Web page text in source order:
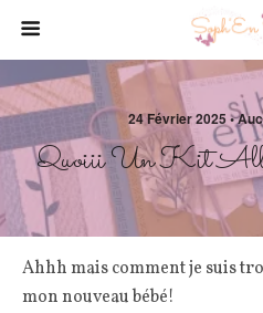
24 Février 2025 •
Quoiii Un Kit
Ahhh mais comment je suis
mon nouveau bébé!